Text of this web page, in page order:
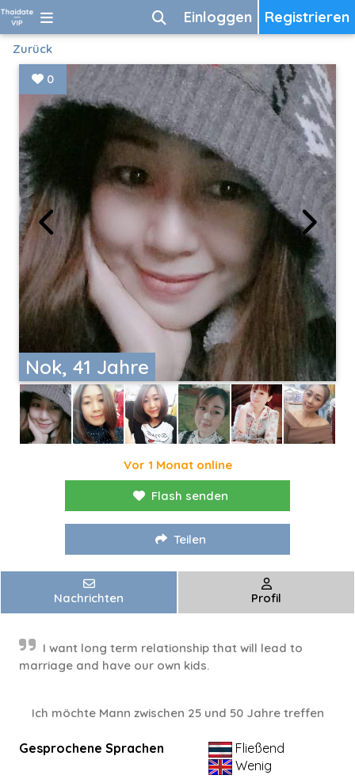
Registrieren
Einloggen
Zurück
Nok, 41 Jahre
0
Vor 1 Monat online
Flash senden
Teilen
Nachrichten Profil
I want long term relationship that will lead to
marriage and have our own kids.
Ich möchte Mann zwischen 25 und 50 Jahre treffen
Gesprochene Sprachen
Fließend
Wenig